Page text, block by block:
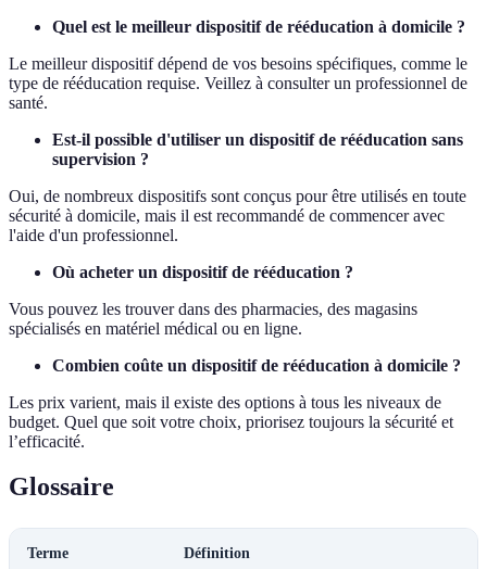
Quel est le meilleur dispositif de rééducation à domicile ?
Le meilleur dispositif dépend de vos besoins spécifiques, comme le
type de rééducation requise. Veillez à consulter un professionnel de
santé.
Est-il possible d'utiliser un dispositif de rééducation sans
supervision ?
Oui, de nombreux dispositifs sont conçus pour être utilisés en toute
sécurité à domicile, mais il est recommandé de commencer avec
l'aide d'un professionnel.
Où acheter un dispositif de rééducation ?
Vous pouvez les trouver dans des pharmacies, des magasins
spécialisés en matériel médical ou en ligne.
Combien coûte un dispositif de rééducation à domicile ?
Les prix varient, mais il existe des options à tous les niveaux de
budget. Quel que soit votre choix, priorisez toujours la sécurité et
l’efficacité.
Glossaire
Terme Définition